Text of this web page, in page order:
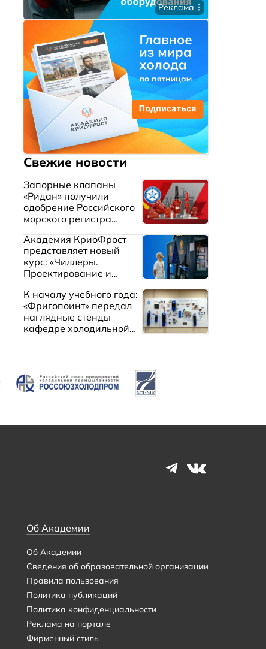
Реклама
Свежие новости
Запорные клапаны
«Ридан» получили
одобрение Российского
морского регистра
Академия КриоФрост
представляет новый
курс: «Чиллеры.
Проектирование и
охлаждения жидкостей»
К началу учебного года:
«Фригопоинт» передал
наглядные стенды
кафедре холодильной
Об Академии
Об Академии
Сведения об образовательной организации
Правила пользования
Политика публикаций
Политика конфиденциальности
Реклама на портале
Фирменный стиль